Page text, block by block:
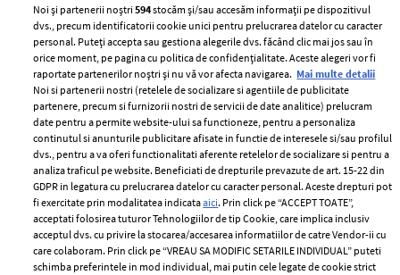
ELLE Style Awards
2024
Despre ELLE
Romania
Contact
Abonamente
Termeni si conditii
Politica de
confidențialitate
Politica de cookies
Publicitate
Noi și partenerii noștri594stocăm și/sau accesăm informații pe dispozitivul
dvs., precum identificatorii cookie unici pentru prelucrarea datelor cu caracter
personal. Puteți accepta sau gestiona alegerile dvs. făcând clic mai jos sau în
orice moment, pe pagina cu politica de confidențialitate. Aceste alegeri vor fi
raportate partenerilor noștri și nu vă vor afecta navigarea. Mai multe detalii
Noi si partenerii nostri (retelele de socializare si agentiile de publicitate
partenere, precum si furnizorii nostri de servicii de date analitice) prelucram
date pentru a permite website-ului sa functioneze, pentru a personaliza
continutul si anunturile publicitare afisate in functie de interesele si/sau profilul
dvs., pentru a va oferi functionalitati aferente retelelor de socializare si pentru a
analiza traficul pe website. Beneficiati de drepturile prevazute de art. 15-22 din
GDPR in legatura cu prelucrarea datelor cu caracter personal. Aceste drepturi pot
fi exercitate prin modalitatea indicataaici. Prin click pe “ACCEPT TOATE”,
acceptati folosirea tuturor Tehnologiilor de tip Cookie, care implica inclusiv
acceptul dvs. cu privire la stocarea/accesarea informatiilor de catre Vendor-ii cu
care colaboram. Prin click pe “VREAU SA MODIFIC SETARILE INDIVIDUAL” puteti
schimba preferintele in mod individual, mai putin cele legate de cookie strict